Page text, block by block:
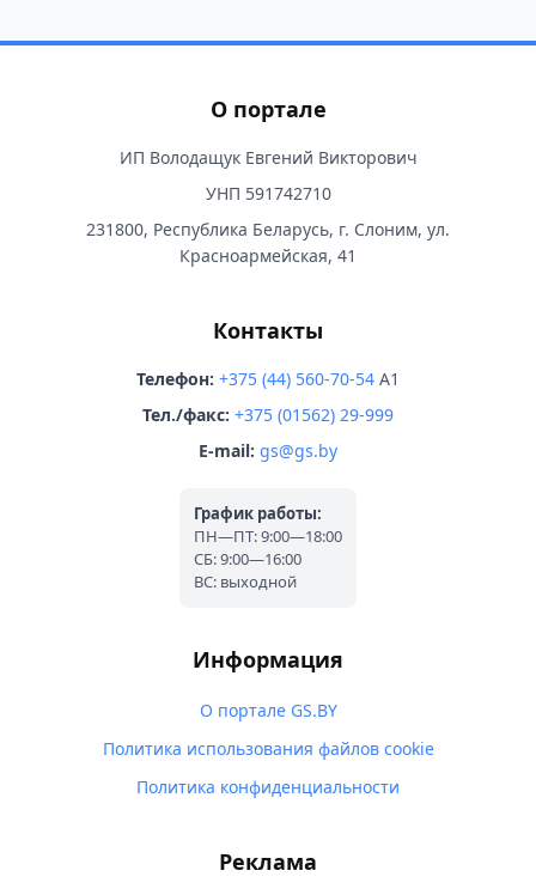
О портале
ИП Володащук Евгений Викторович
УНП 591742710
231800, Республика Беларусь, г. Слоним, ул.
Красноармейская, 41
Контакты
Телефон: +375 (44) 560-70-54 A1
Тел./факс: +375 (01562) 29-999
E-mail: gs@gs.by
График работы:
ПН—ПТ: 9:00—18:00
СБ: 9:00—16:00
ВС: выходной
Информация
О портале GS.BY
Политика использования файлов cookie
Политика конфиденциальности
Реклама